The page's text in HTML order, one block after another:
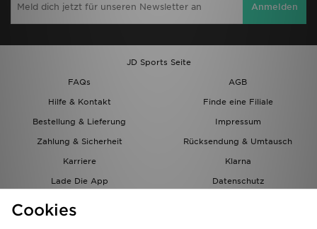
Anmelden
JD Sports Seite
FAQs
AGB
Hilfe & Kontakt
Finde eine Filiale
Bestellung & Lieferung
Impressum
Zahlung & Sicherheit
Rücksendung & Umtausch
Karriere
Klarna
Lade Die App
Datenschutz
Cookies